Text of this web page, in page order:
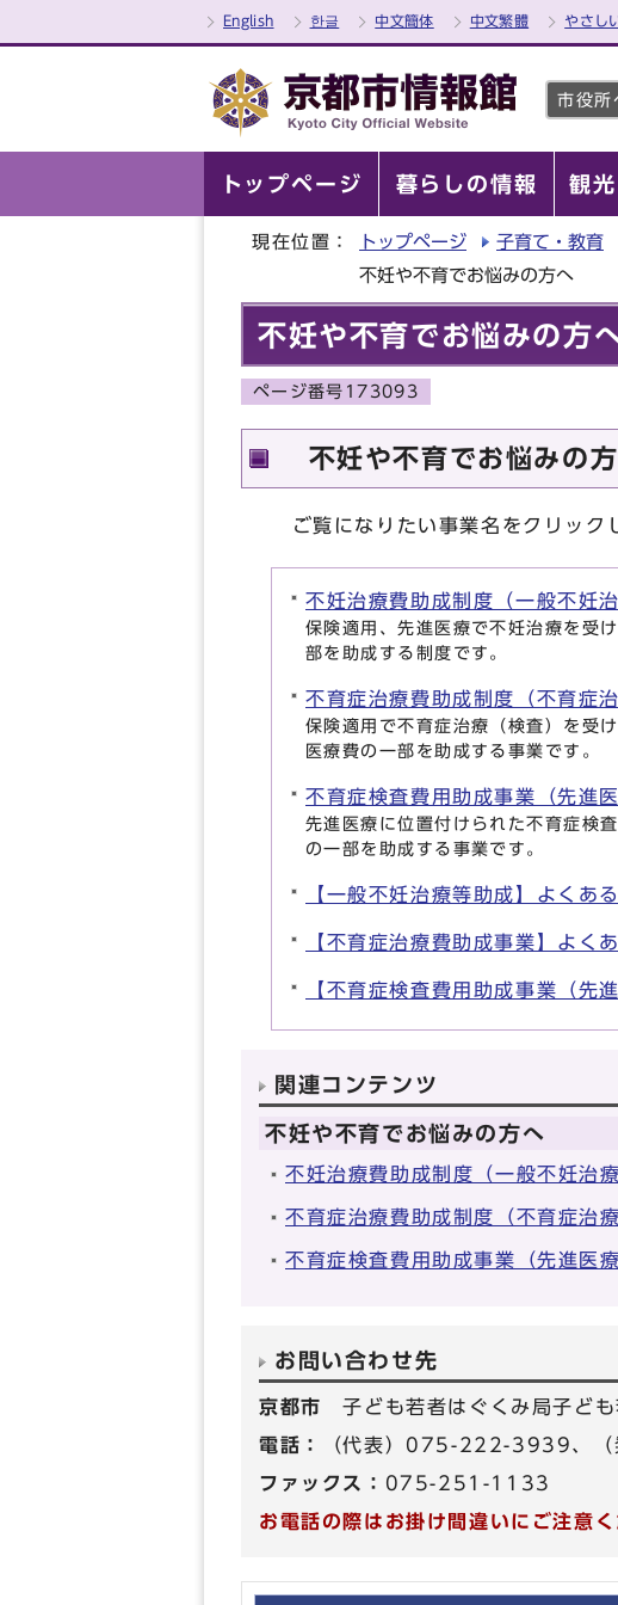
English 한글 中文簡体 中文繁體 やさし
市役所
トップページ 暮らしの情報 観
現在位置： トップページ 子育て・教育
不妊や不育でお悩みの方へ
不妊や不育でお悩みの方
ページ番号173093
不妊や不育でお悩みの
ご覧になりたい事業名をクリック
不妊治療費助成制度（一般不妊
保険適用、先進医療で不妊治療を受
部を助成する制度です。
不育症治療費助成制度（不育症
保険適用で不育症治療（検査）を受
医療費の一部を助成する事業です。
不育症検査費用助成事業（先進
先進医療に位置付けられた不育症検
の一部を助成する事業です。
【一般不妊治療等助成】よくあ
【不育症治療費助成事業】よく
【不育症検査費用助成事業（先
関連コンテンツ
不妊や不育でお悩みの方へ
不妊治療費助成制度（一般不妊治
不育症治療費助成制度（不育症治
不育症検査費用助成事業（先進医
お問い合わせ先
京都市子ども若者はぐくみ局子ど
電話：
（代表）075-222-3939、
ファックス： 075-251-1133
お電話の際はお掛け間違いにご注意く